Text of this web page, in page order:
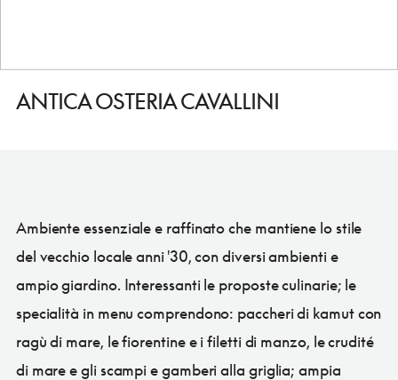
ANTICA OSTERIA CAVALLINI
Ambiente essenziale e raffinato che mantiene lo stile
del vecchio locale anni '30, con diversi ambienti e
ampio giardino. Interessanti le proposte culinarie; le
specialità in menu comprendono: paccheri di kamut con
ragù di mare, le fiorentine e i filetti di manzo, le crudité
di mare e gli scampi e gamberi alla griglia; ampia